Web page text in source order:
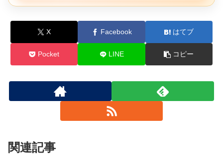
X Facebook はてブ
Pocket LINE コピー
関連記事